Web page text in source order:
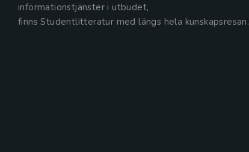
informationstjänster i utbudet,
finns Studentlitteratur med längs hela kunskapsresan.